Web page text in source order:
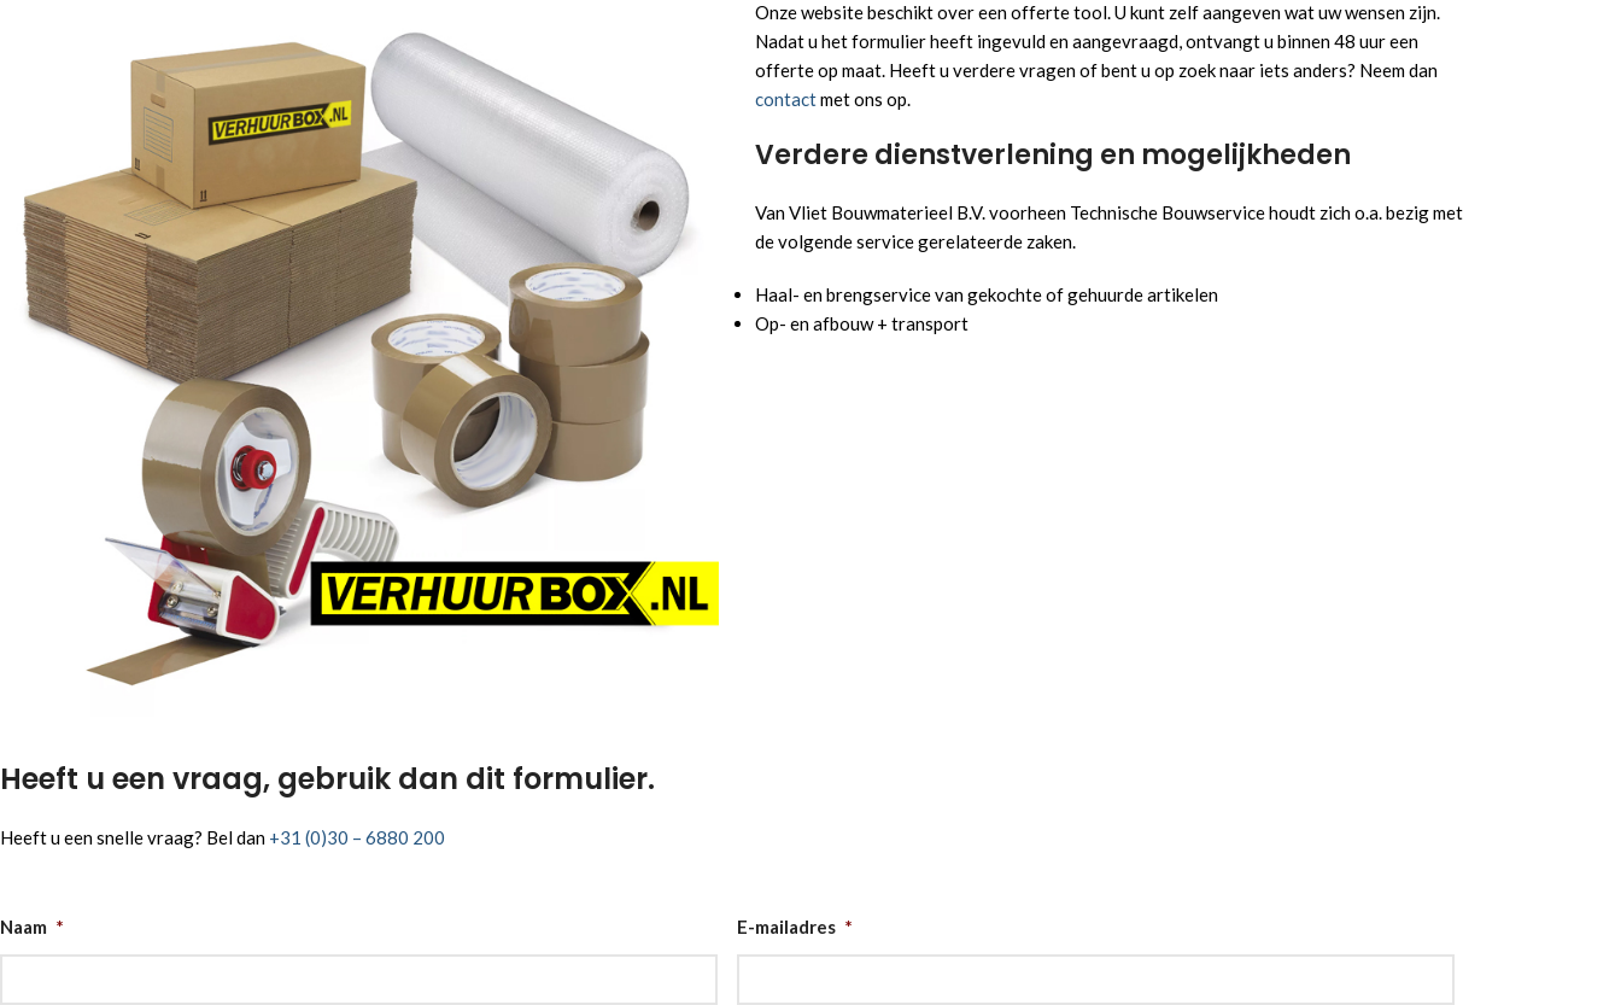
Onze website beschikt over een offerte tool. U kunt zelf aangeven wat uw wensen zijn.
Nadat u het formulier heeft ingevuld en aangevraagd, ontvangt u binnen 48 uur een
offerte op maat. Heeft u verdere vragen of bent u op zoek naar iets anders? Neem dan
contactmet ons op.
Verdere dienstverlening en mogelijkheden
Van Vliet Bouwmaterieel B.V. voorheen Technische Bouwservice houdt zich o.a. bezig met
de volgende service gerelateerde zaken.
Haal- en brengservice van gekochte of gehuurde artikelen
Op- en afbouw + transport
Heeft u een vraag, gebruik dan dit formulier.
Heeft u een snelle vraag? Bel dan +31 (0)30 – 6880 200
Naam * E-mailadres *